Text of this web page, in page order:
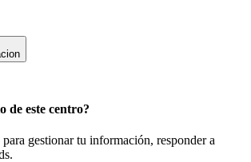
de este centro?
gestionar tu información, responder a